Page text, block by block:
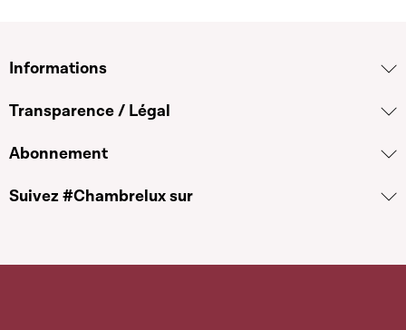
Informations
Transparence / Légal
Abonnement
Suivez #Chambrelux sur